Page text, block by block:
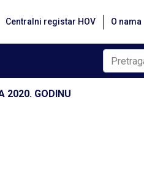
Centralni registar HOV O nama
2020. GODINU